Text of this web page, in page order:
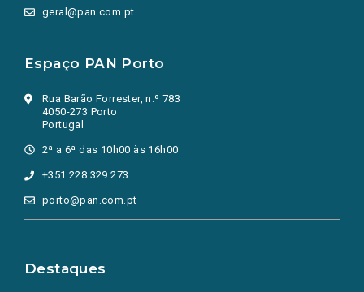
geral@pan.com.pt
Espaço PAN Porto
Rua Barão Forrester, n.º 783
4050-273 Porto
Portugal
2ª a 6ª das 10h00 às 16h00
+351 228 329 273
porto@pan.com.pt
Destaques